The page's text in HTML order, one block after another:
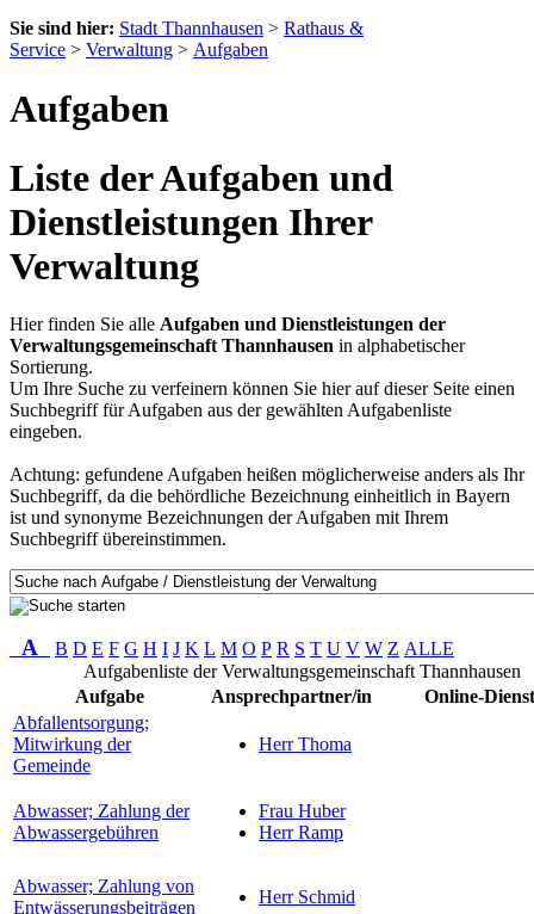
Sie sind hier: Stadt Thannhausen > Rathaus &
Service > Verwaltung > Aufgaben
Aufgaben
Liste der Aufgaben und
Dienstleistungen Ihrer
Verwaltung
Hier finden Sie alle Aufgaben und Dienstleistungen der
Verwaltungsgemeinschaft Thannhausen in alphabetischer
Sortierung.
Um Ihre Suche zu verfeinern können Sie hier auf dieser Seite einen
Suchbegriff für Aufgaben aus der gewählten Aufgabenliste
eingeben.
Achtung: gefundene Aufgaben heißen möglicherweise anders als Ihr
Suchbegriff, da die behördliche Bezeichnung einheitlich in Bayern
ist und synonyme Bezeichnungen der Aufgaben mit Ihrem
Suchbegriff übereinstimmen.
A B D E F G H I J K L M O P R S T U V W Z ALLE
Aufgabenliste der Verwaltungsgemeinschaft Thannhausen
Aufgabe
Ansprechpartner/in
Online-
Abfallentsorgung;
Mitwirkung der
Gemeinde
Herr Thoma
Abwasser; Zahlung der
Abwassergebühren
Frau Huber
Herr Ramp
Abwasser; Zahlung von
Entwässerungsbeiträgen
Herr Schmid